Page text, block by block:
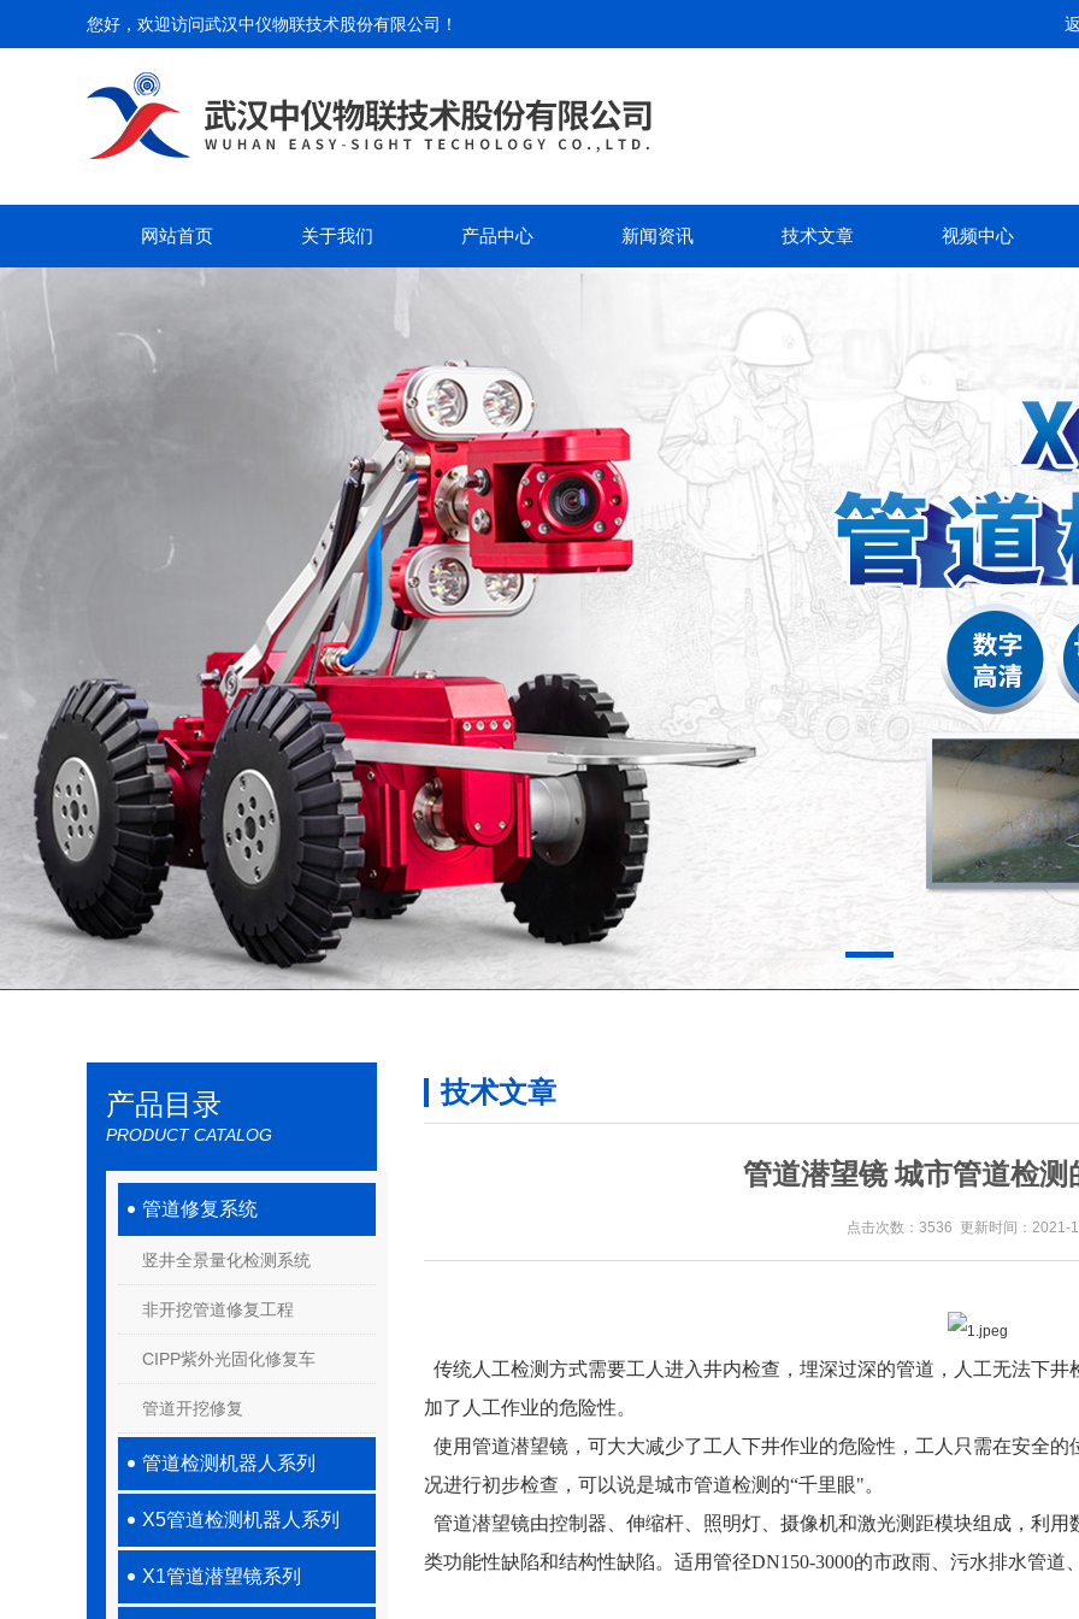
您好，欢迎访问武汉中仪物联技术股份有限公司 ！
网站首页 关于我们 产品中心 新闻资讯 技术文章 视频中心
产品目录
PRODUCT CATALOG
管道修复系统
竖井全景量化检测系统
非开挖管道修复工程
CIPP紫外光固化修复车
管道开挖修复
管道检测机器人系列
X5管道检测机器人系列
X1管道潜望镜系列
技术文章
管道潜望镜 城市管道检测
点击次数：3536 更新时间：2021-
传统人工检测方式需要工人进入井内检查，埋深过深的管道，人工无法下
加了人工作业的危险性。
使用管道潜望镜，可大大减少了工人下井作业的危险性，工人只需在安全
况进行初步检查，可以说是城市管道检测的“千里眼"。
管道潜望镜由控制器、伸缩杆、照明灯、摄像机和激光测距模块组成，利
类功能性缺陷和结构性缺陷。适用管径DN150-3000的市政雨、污水排水管